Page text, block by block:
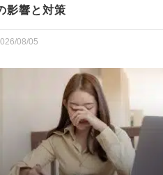
影響と対策
08/05